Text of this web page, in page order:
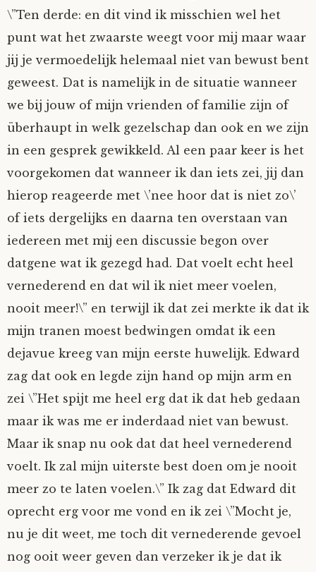
\”Ten derde: en dit vind ik misschien wel het
punt wat het zwaarste weegt voor mij maar waar
jij je vermoedelijk helemaal niet van bewust bent
geweest. Dat is namelijk in de situatie wanneer
we bij jouw of mijn vrienden of familie zijn of
überhaupt in welk gezelschap dan ook en we zijn
in een gesprek gewikkeld. Al een paar keer is het
voorgekomen dat wanneer ik dan iets zei, jij dan
hierop reageerde met \’nee hoor dat is niet zo\’
of iets dergelijks en daarna ten overstaan van
iedereen met mij een discussie begon over
datgene wat ik gezegd had. Dat voelt echt heel
vernederend en dat wil ik niet meer voelen,
nooit meer!\” en terwijl ik dat zei merkte ik dat ik
mijn tranen moest bedwingen omdat ik een
dejavue kreeg van mijn eerste huwelijk. Edward
zag dat ook en legde zijn hand op mijn arm en
zei \”Het spijt me heel erg dat ik dat heb gedaan
maar ik was me er inderdaad niet van bewust.
Maar ik snap nu ook dat dat heel vernederend
voelt. Ik zal mijn uiterste best doen om je nooit
meer zo te laten voelen.\” Ik zag dat Edward dit
oprecht erg voor me vond en ik zei \”Mocht je,
nu je dit weet, me toch dit vernederende gevoel
nog ooit weer geven dan verzeker ik je dat ik